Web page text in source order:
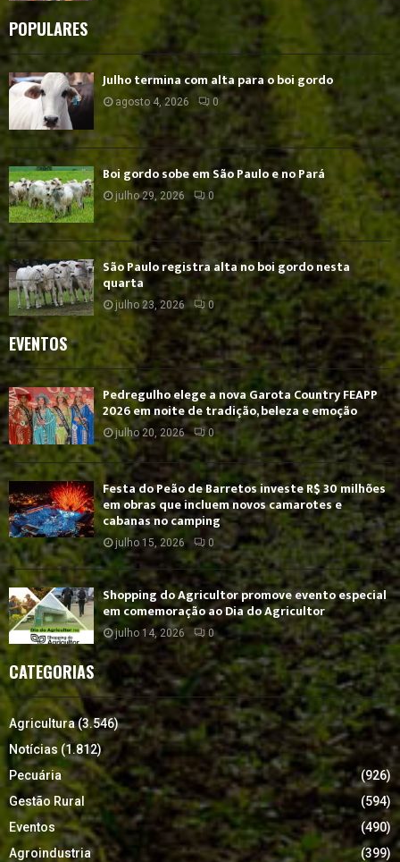
POPULARES
Julho termina com alta para o boi gordo
agosto 4, 2026 0
Boi gordo sobe em São Paulo e no Pará
julho 29, 2026 0
São Paulo registra alta no boi gordo nesta
quarta
julho 23, 2026 0
EVENTOS
Pedregulho elege a nova Garota Country FEAPP
2026 em noite de tradição, beleza e emoção
julho 20, 2026 0
Festa do Peão de Barretos investe R$ 30 milhões
em obras que incluem novos camarotes e
cabanas no camping
julho 15, 2026 0
Shopping do Agricultor promove evento especial
em comemoração ao Dia do Agricultor
julho 14, 2026 0
CATEGORIAS
Agricultura(3.546)
Notícias (1.812)
Pecuária
(926)
Gestão Rural
(594)
Eventos
(490)
Agroindustria
(399)